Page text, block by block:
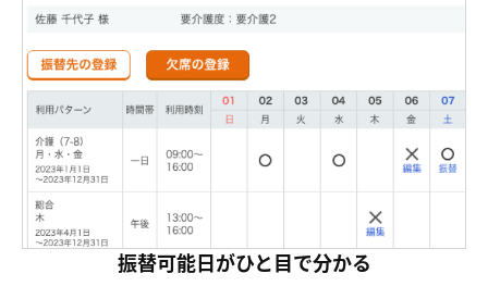
振替可能日がひと目で分かる